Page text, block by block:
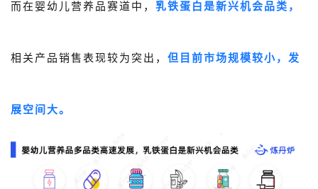
而在婴幼儿营养品赛道中， 乳铁蛋白是新兴机会品类，
相关产品销售表现较为突出， 但目前市场规模较小，发
展空间大。